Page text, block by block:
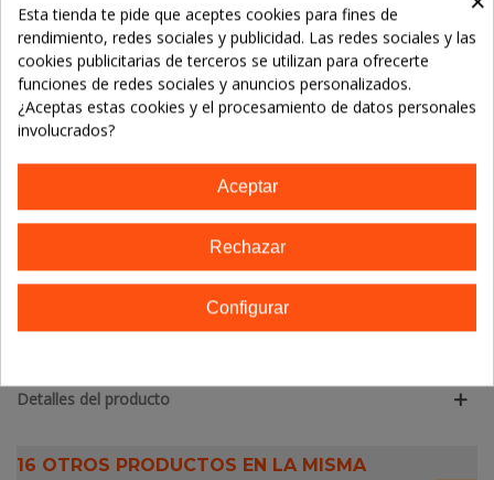
Añadir Al Carrito
Referencia: 5055148401641
Marca: LAMBERTS
No hay artículos
Detalles del producto
16 OTROS PRODUCTOS EN LA MISMA
Esta tienda te pide que aceptes cookies para fines de
rendimiento, redes sociales y publicidad. Las redes sociales y las
cookies publicitarias de terceros se utilizan para ofrecerte
funciones de redes sociales y anuncios personalizados.
¿Aceptas estas cookies y el procesamiento de datos personales
involucrados?
Aceptar
Rechazar
Configurar